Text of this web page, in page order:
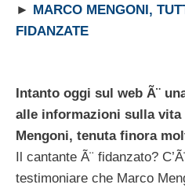
► MARCO MENGONI,
FIDANZATE
Intanto oggi sul web Ã¨
alle informazioni sulla vita
Mengoni, tenuta finora
Il cantante Ã¨ fidanzato?
testimoniare che Marco